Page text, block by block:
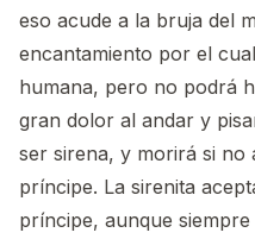
eso acude a la bruja del
encantamiento por el
humana, pero no podrá
gran dolor al andar y
ser sirena, y morirá si no
príncipe. La sirenita
príncipe, aunque